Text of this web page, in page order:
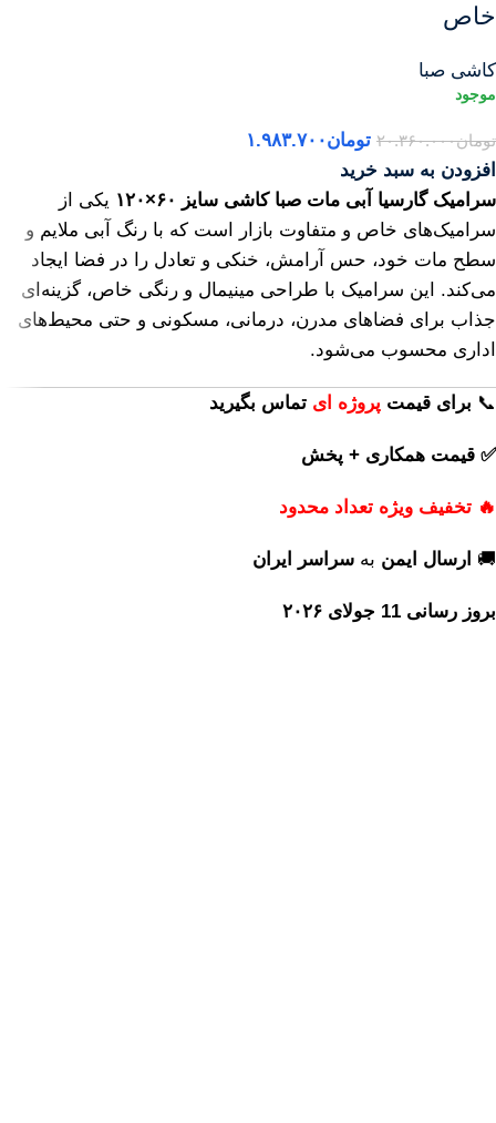
خاص
کاشی صبا
تومان۲۰.۳۶۰.۰۰۰ تومان۱.۹۸۳.۷۰۰
افزودن به سبد خرید
سرامیک گارسیا آبی مات صبا کاشی سایز ۶۰×۱۲۰
یکی از
سرامیک‌های خاص و متفاوت بازار است که با رنگ آبی ملایم و
سطح مات خود، حس آرامش، خنکی و تعادل را در فضا ایجاد
می‌کند. این سرامیک با طراحی مینیمال و رنگی خاص، گزینه‌ای
جذاب برای فضاهای مدرن، درمانی، مسکونی و حتی محیط‌های
اداری محسوب می‌شود.
📞 برای قیمت پروژه ای تماس بگیرید
✅ قیمت همکاری + پخش
🔥 تخفیف ویژه تعداد محدود
🚚 ارسال ایمن به سراسر ایران
بروز رسانی 11 جولای ۲۰۲۶